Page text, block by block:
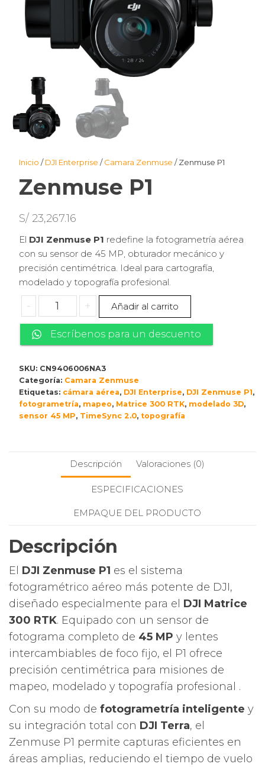
Inicio /DJI Enterprise /Camara Zenmuse / Zenmuse P1
Zenmuse P1
S/23,267.16
El DJI Zenmuse P1 redefine la fotogrametría aérea
con su sensor de 45 MP, obturador mecánico y
precisión centimétrica. Ideal para cartografía,
modelado y topografía profesional. ️
-
Zenmuse
P1
cantidad
+ Añadir al carrito
Escríbenos para un descuento
SKU: CN9406006NA3
Categoría: Camara Zenmuse
Etiquetas: cámara aérea, DJI Enterprise, DJI Zenmuse P1,
fotogrametría, mapeo, Matrice 300 RTK, modelado 3D,
sensor 45 MP, TimeSync 2.0, topografía
Descripción Valoraciones (0)
ESPECIFICACIONES
EMPAQUE DEL PRODUCTO
Descripción
El DJI Zenmuse P1 es el sistema
fotogramétrico aéreo más potente de DJI,
diseñado especialmente para el DJI Matrice
300 RTK. Equipado con un sensor de
fotograma completo de 45 MP y lentes
intercambiables de foco fijo, el P1 ofrece
precisión centimétrica para misiones de
mapeo, modelado y topografía profesional ️.
Con su modo de fotogrametría inteligente y
su integración total con DJI Terra, el
Zenmuse P1 permite capturas eficientes en
áreas amplias, reduciendo el tiempo de vuelo